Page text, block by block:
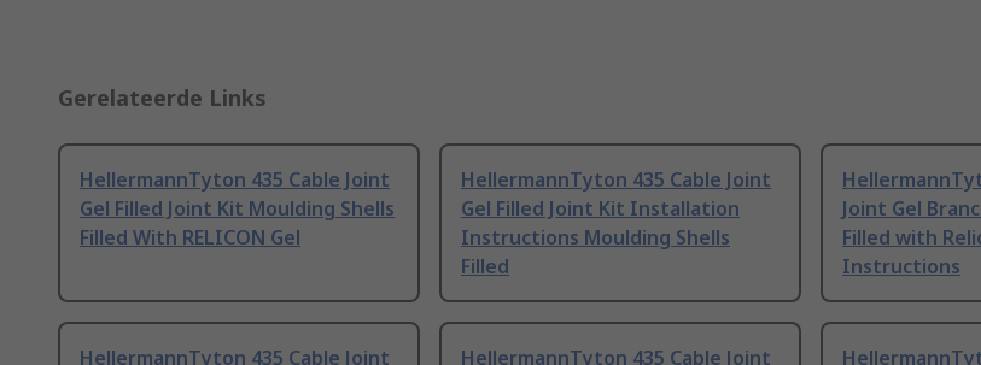
Gerelateerde Links
HellermannTyton 435 Cable Joint
Gel Filled Joint Kit Moulding Shells
Filled With RELICON Gel
HellermannTyton 435 Cable Joint
Gel Filled Joint Kit Installation
Instructions Moulding Shells
Filled
Joint Gel
Filled with
Instructions
HellermannTyton 435 Cable Joint
HellermannTyton 435 Cable Joint